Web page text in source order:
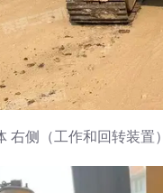
右侧（工作和回转装置）